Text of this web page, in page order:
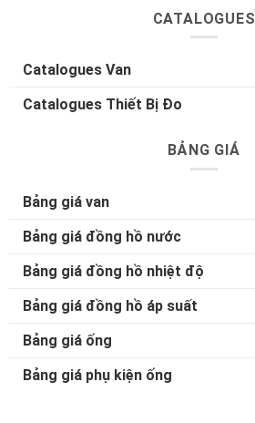
CATALOGUES
Catalogues Van
Catalogues Thiết Bị Đo
BẢNG GIÁ
Bảng giá van
Bảng giá đồng hồ nước
Bảng giá đồng hồ nhiệt độ
Bảng giá đồng hồ áp suất
Bảng giá ống
Bảng giá phụ kiện ống